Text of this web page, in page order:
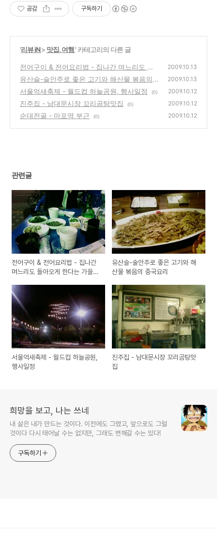
공감 구독하기
'리뷰 iN> 맛집, 여행' 카테고리의 다른 글
전어구이 & 전어요리법 - 집나간 며느리도 돌
아오게 한다는 가을 바다의 보양식
(0)
2009.10.13
유산슬-술안주로 좋은 고기와 해산물 볶음의
중국요리
(0)
2009.10.13
서울억새축제 - 월드컵 하늘공원, 행사일정 (0) 2009.10.12
진주집 - 남대문시장 꼬리곰탕맛집 (0) 2009.10.12
순대전골 - 마포역 부근 (0) 2009.10.12
관련글
전어구이 & 전어요리법 - 집나간
며느리도 돌아오게 한다는 가을
유산슬-술안주로 좋은 고기와 해
산물 볶음의 중국요리
서울억새축제 - 월드컵 하늘공원,
행사일정
진주집 - 남대문시장 꼬리곰탕맛
집
희망을 보고, 나는 쓰네
내 삶은 내가 만드는 것이다. 이전에도 그랬고, 앞으로도 그럴
것이다 다시 태어날 수는 없지만, 그래도 변해갈 수는 있다!
구독하기